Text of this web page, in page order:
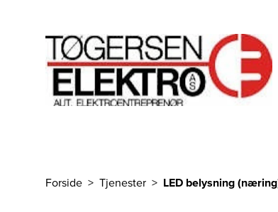
Forside Tjenester LED belysning